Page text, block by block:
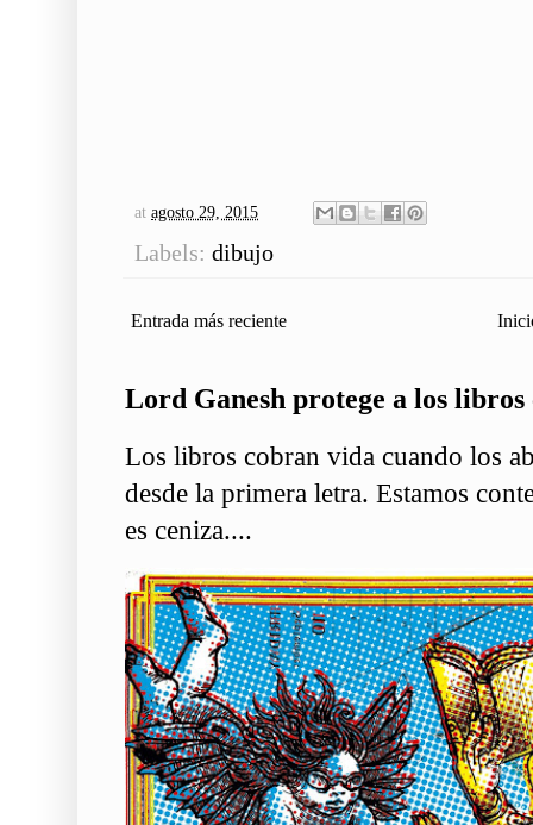
at agosto 29, 2015
Labels: dibujo
Entrada más reciente
Lord Ganesh protege a los libros
Los libros cobran vida cuando los
desde la primera letra. Estamos
es ceniza....